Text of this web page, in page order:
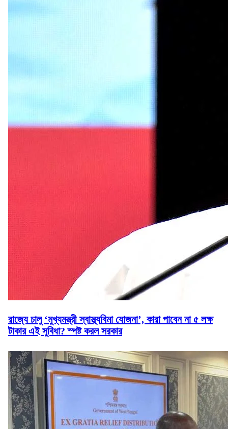
রাজ্যে চালু ‘মুখ্যমন্ত্রী স্বাস্থ্যবিমা যোজনা’, কারা পাবেন না ৫ লক্ষ
টাকার এই সুবিধা? স্পষ্ট করল সরকার